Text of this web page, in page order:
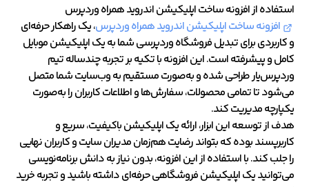
استفاده از افزونه ساخت اپلیکیشن اندروید همراه وردپرس
افزونه ساخت اپلیکیشن اندروید همراه وردپرس، یک راهکار حرفه‌ای
و کاربردی برای تبدیل فروشگاه وردپرسی شما به یک اپلیکیشن موبایل
کامل و پیشرفته است. این افزونه با تکیه بر تجربه چندساله تیم
وردپرس‌یار طراحی شده و به‌صورت مستقیم به وب‌سایت شما متصل
می‌شود تا تمامی محصولات، سفارش‌ها و اطلاعات کاربران را به‌صورت
یکپارچه مدیریت کند.
هدف از توسعه این ابزار، ارائه یک اپلیکیشن باکیفیت، سریع و
کاربرپسند بوده که بتواند رضایت هم‌زمان مدیران سایت و کاربران نهایی
را جلب کند. با استفاده از این افزونه، بدون نیاز به دانش برنامه‌نویسی
می‌توانید یک اپلیکیشن فروشگاهی حرفه‌ای داشته باشید و تجربه خرید